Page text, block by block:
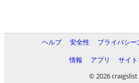
ヘルプ 安全性 プライバシー
情報
アプリ
サイ
© 2026 craigslist